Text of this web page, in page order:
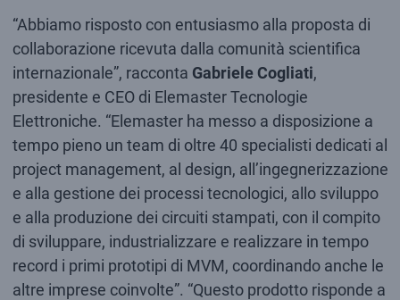
“Abbiamo risposto con entusiasmo alla proposta di
collaborazione ricevuta dalla comunità scientifica
internazionale”, racconta Gabriele Cogliati,
presidente e CEO di Elemaster Tecnologie
Elettroniche. “Elemaster ha messo a disposizione a
tempo pieno un team di oltre 40 specialisti dedicati al
project management, al design, all’ingegnerizzazione
e alla gestione dei processi tecnologici, allo sviluppo
e alla produzione dei circuiti stampati, con il compito
di sviluppare, industrializzare e realizzare in tempo
record i primi prototipi di MVM, coordinando anche le
altre imprese coinvolte”. “Questo prodotto risponde a